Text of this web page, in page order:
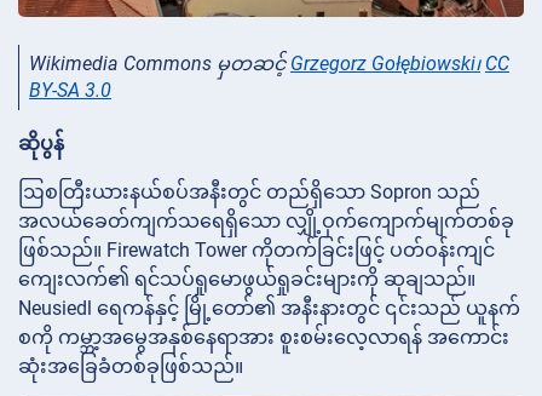
Wikimedia Commons မှတဆင့် Grzegorz Gołębiowski၊ CC
BY-SA 3.0
ဆိုပွန်
ဩစတြီးယားနယ်စပ်အနီးတွင် တည်ရှိသော Sopron သည်
အလယ်ခေတ်ကျက်သရေရှိသော လျှို့ဝှက်ကျောက်မျက်တစ်ခု
ဖြစ်သည်။ Firewatch Tower ကိုတက်ခြင်းဖြင့် ပတ်ဝန်းကျင်
ကျေးလက်၏ ရင်သပ်ရှုမောဖွယ်ရှုခင်းများကို ဆုချသည်။
Neusiedl ရေကန်နှင့် မြို့တော်၏ အနီးနားတွင် ၎င်းသည် ယူနက်
စကို ကမ္ဘာ့အမွေအနှစ်နေရာအား စူးစမ်းလေ့လာရန် အကောင်း
ဆုံးအခြေခံတစ်ခုဖြစ်သည်။